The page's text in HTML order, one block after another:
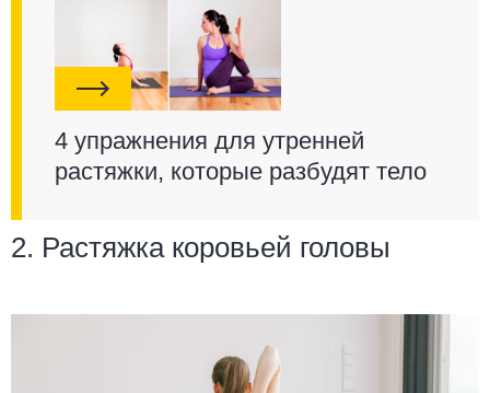
4 упражнения для утренней
растяжки, которые разбудят тело
2. Растяжка коровьей головы